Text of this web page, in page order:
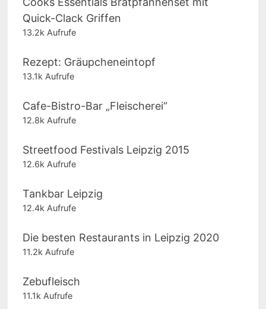
Quick-Clack Griffen
13.2k Aufrufe
Rezept: Gräupcheneintopf
13.1k Aufrufe
Cafe-Bistro-Bar „Fleischerei“
12.8k Aufrufe
Streetfood Festivals Leipzig 2015
12.6k Aufrufe
Tankbar Leipzig
12.4k Aufrufe
Die besten Restaurants in Leipzig 2020
11.2k Aufrufe
Zebufleisch
11.1k Aufrufe